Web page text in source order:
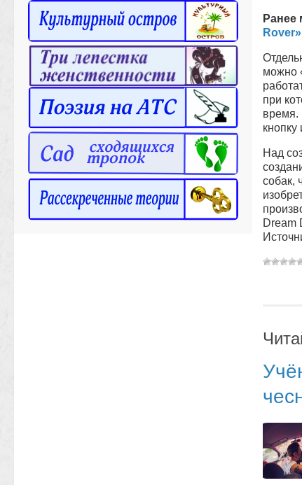
Ранее
Rover»
можно
при
время.
кнопку
Над
собак,
Dream